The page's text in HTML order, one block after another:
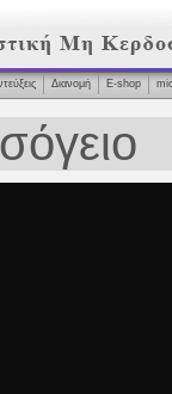
Διανομή Ε-shop